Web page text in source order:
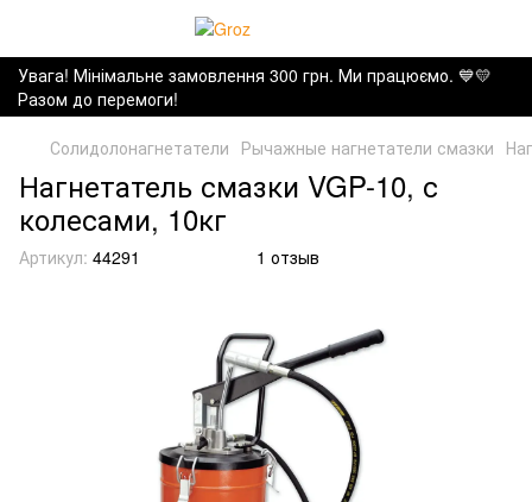
Увага! Мінімальне замовлення 300 грн. Ми працюємо. ​💙💛
Разом до перемоги!
Солидолонагнетатели Рычажные нагнетатели смазки
Нагнетатель смазки VGP-10, с
колесами, 10кг
Артикул: 44291 1 отзыв